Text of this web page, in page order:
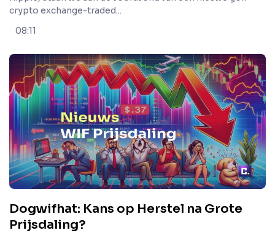
crypto exchange-traded...
08:11
Dogwifhat: Kans op Herstel na Grote
Prijsdaling?